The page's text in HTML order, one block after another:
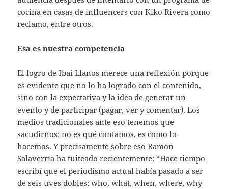
cocina en casas de influencers con Kiko Rivera como
reclamo, entre otros.
Esa es nuestra competencia
El logro de Ibai Llanos merece una reflexión porque
es evidente que no lo ha logrado con el contenido,
sino con la expectativa y la idea de generar un
evento y de participar (pagar, ver y comentar). Los
medios tradicionales ante eso tenemos que
sacudirnos: no es qué contamos, es cómo lo
hacemos. Y precisamente sobre eso Ramón
Salaverría ha tuiteado recientemente: “Hace tiempo
escribí que el periodismo actual había pasado a ser
de seis uves dobles: who, what, when, where, why